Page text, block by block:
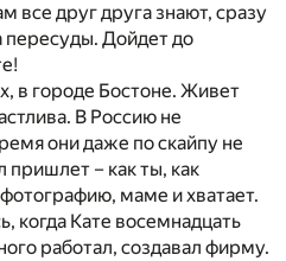
все друг друга знают, сразу
пересуды. Дойдет до
в городе Бостоне. Живет
В Россию не
они даже по скайпу не
пришлет – как ты, как
маме и хватает.
когда Кате восемнадцать
работал, создавал фирму.